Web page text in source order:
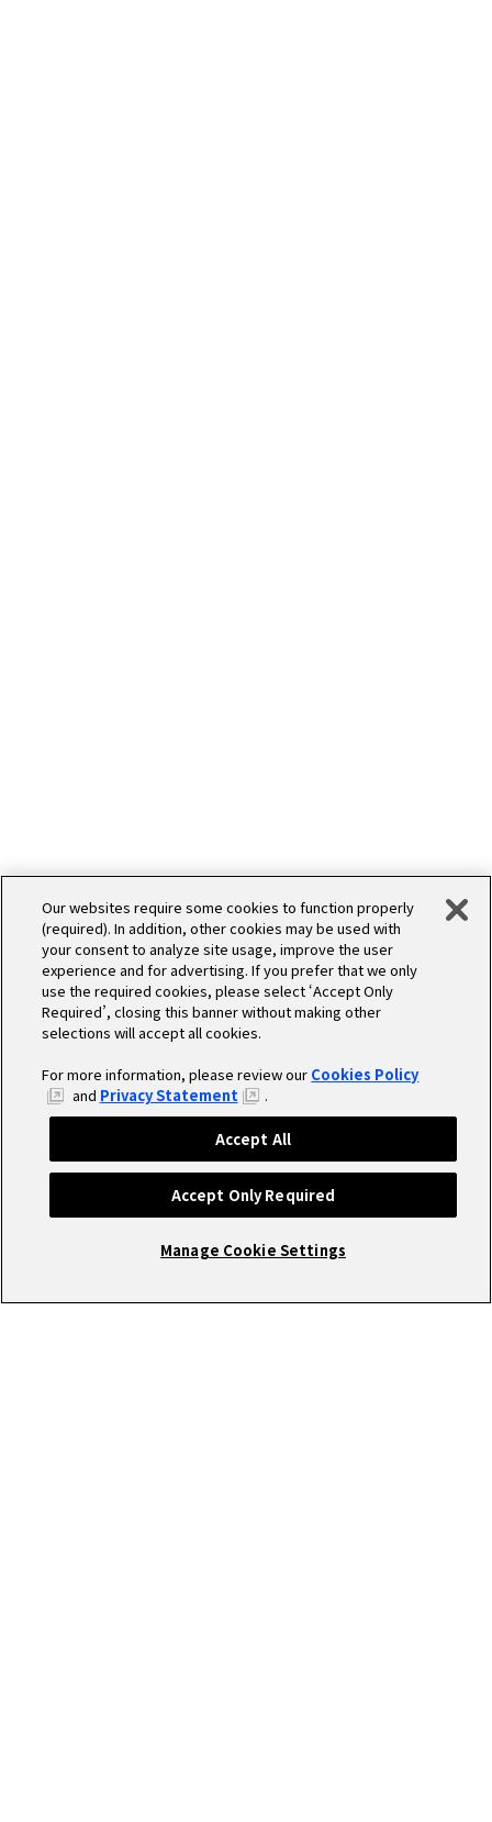
Our websites require some cookies to function properly
(required). In addition, other cookies may be used with
your consent to analyze site usage, improve the user
experience and for advertising. If you prefer that we only
use the required cookies, please select ‘Accept Only
Required’, closing this banner without making other
selections will accept all cookies.
For more information, please review our Cookies Policy
and Privacy Statement .
Manage Cookie Settings
Accept Only Required
Accept All